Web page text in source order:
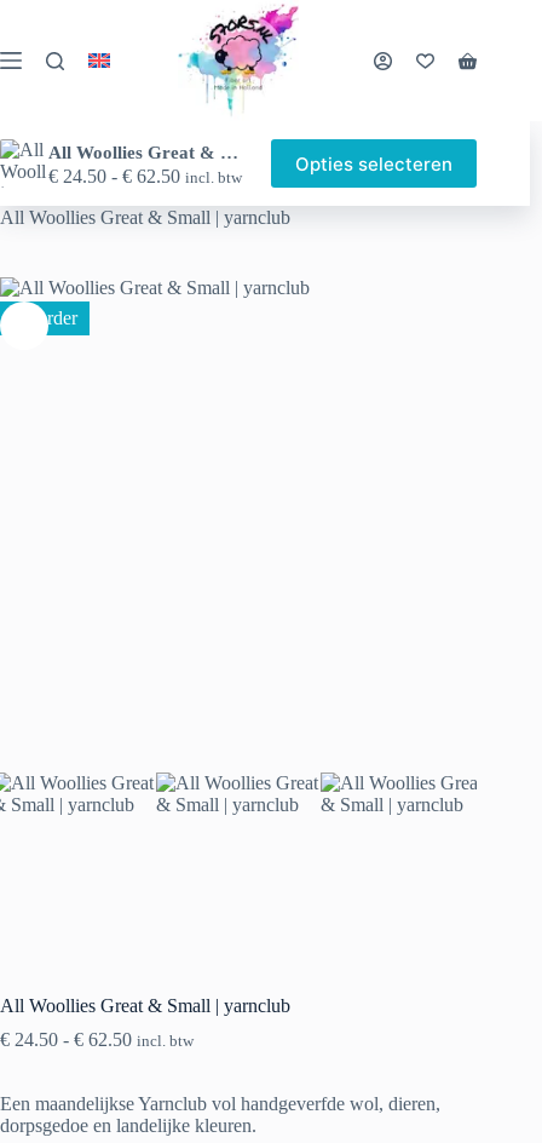
de
inhoud
All Woollies Great & Small | yarnclub
€ 24.50 - € 62.50Prijsklasse:
tot
incl. btw
Opties selecteren
product
Home
Yarn club & limited specials
All Woollies Great & Small | yarnclub
Preorder
All Woollies Great & Small | yarnclub
€ 24.50 - € 62.50Prijsklasse:
€ 62.50
incl. btw
Een maandelijkse Yarnclub vol handgeverfde wol, dieren,
dorpsgedoe en landelijke kleuren.